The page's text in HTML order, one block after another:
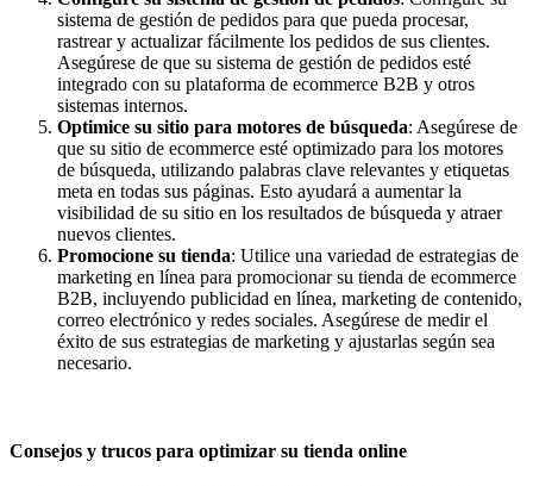
sistema de gestión de pedidos para que pueda procesar,
rastrear y actualizar fácilmente los pedidos de sus clientes.
Asegúrese de que su sistema de gestión de pedidos esté
integrado con su plataforma de ecommerce B2B y otros
sistemas internos.
Optimice su sitio para motores de búsqueda: Asegúrese de
que su sitio de ecommerce esté optimizado para los motores
de búsqueda, utilizando palabras clave relevantes y etiquetas
meta en todas sus páginas. Esto ayudará a aumentar la
visibilidad de su sitio en los resultados de búsqueda y atraer
nuevos clientes.
Promocione su tienda: Utilice una variedad de estrategias de
marketing en línea para promocionar su tienda de ecommerce
B2B, incluyendo publicidad en línea, marketing de contenido,
correo electrónico y redes sociales. Asegúrese de medir el
éxito de sus estrategias de marketing y ajustarlas según sea
necesario.
Consejos y trucos para optimizar su tienda online